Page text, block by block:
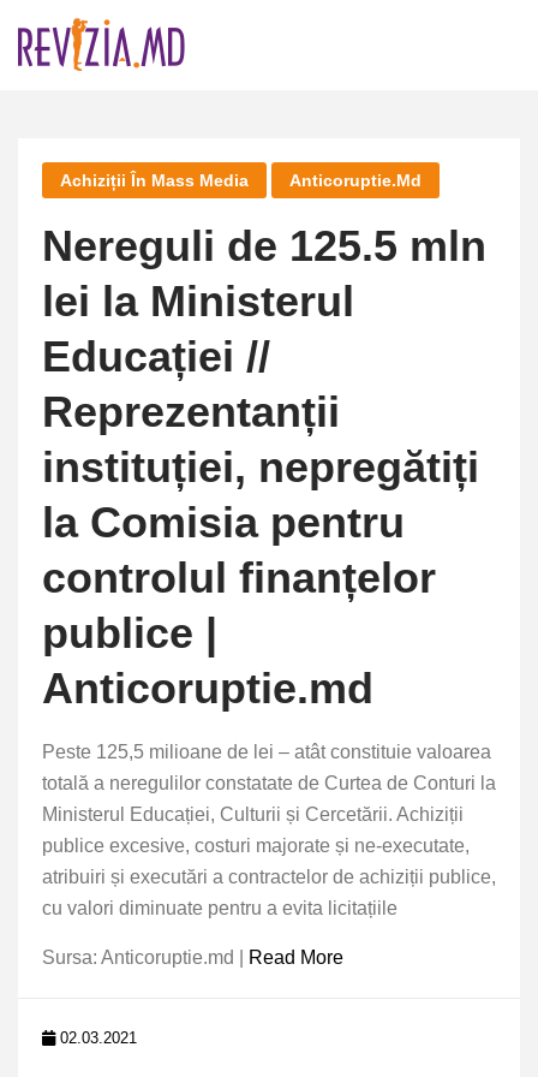
Achiziții În Mass Media Anticoruptie.md
Nereguli de 125.5 mln
lei la Ministerul
Educației //
Reprezentanții
instituției, nepregătiți
la Comisia pentru
controlul finanțelor
publice |
Anticoruptie.md
Peste 125,5 milioane de lei – atât constituie valoarea
totală a neregulilor constatate de Curtea de Conturi la
Ministerul Educației, Culturii și Cercetării. Achiziții
publice excesive, costuri majorate și ne-executate,
atribuiri și executări a contractelor de achiziții publice,
cu valori diminuate pentru a evita licitațiile
Sursa: Anticoruptie.md | Read More
02.03.2021